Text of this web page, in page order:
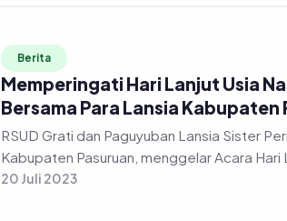
Berita
Memperingati Hari Lanjut Usia
Bersama Para Lansia Kabupaten
RSUD Grati dan Paguyuban Lansia Sister
Kabupaten Pasuruan, menggelar Acara Hari
20 Juli 2023